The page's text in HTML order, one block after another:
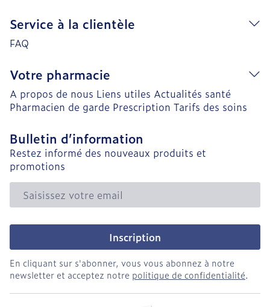
Service à la clientèle
FAQ
Votre pharmacie
A propos de nous Liens utiles Actualités santé
Pharmacien de garde Prescription Tarifs des soins
Bulletin d’information
Restez informé des nouveaux produits et
promotions
Adresse mail
Inscription
En cliquant sur s'abonner, vous vous abonnez à notre
newsletter et acceptez notre politique de confidentialité.